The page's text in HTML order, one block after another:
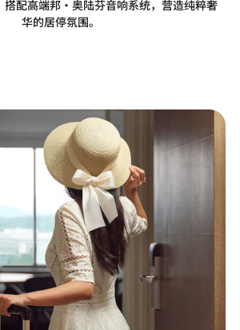
配高端邦・奥陆芬音响系统，营造纯粹奢
华的居停氛围。